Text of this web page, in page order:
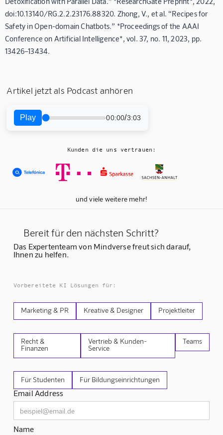
doi:10.13140/RG.2.2.23176.88320. Zhong, V., et al. “Recipes for
Safety in Open-domain Chatbots.” *Proceedings of the AAAI
Conference on Artificial Intelligence*, vol. 37, no. 11, 2023, pp.
13426–13434.
Artikel jetzt als Podcast anhören
Play 00:00/3:03
Kunden die uns vertrauen:
und viele weitere mehr!
Bereit für den nächsten Schritt?
Das Expertenteam von Mindverse freut sich darauf,
Ihnen zu helfen.
Vorbereitete KI Lösungen für:
Marketing & PR Kreative & Designer Projektleiter
Recht &
Finanzen
Vertrieb & Kunden-
Service
Teams
Für Studenten Für Bildungseinrichtungen
Email Address
Name